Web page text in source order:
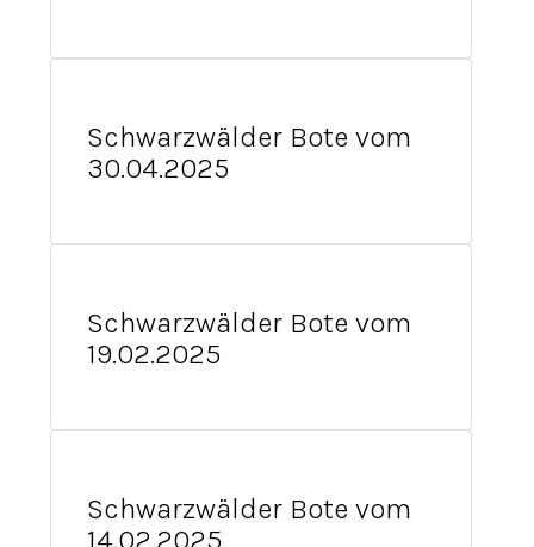
Schwarzwälder Bote vom
30.04.2025
Schwarzwälder Bote vom
19.02.2025
Schwarzwälder Bote vom
14.02.2025